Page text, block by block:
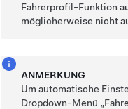
Fahrerprofil-Funktion
möglicherweise nicht
ANMERKUNG
Um automatische
Dropdown-Menü